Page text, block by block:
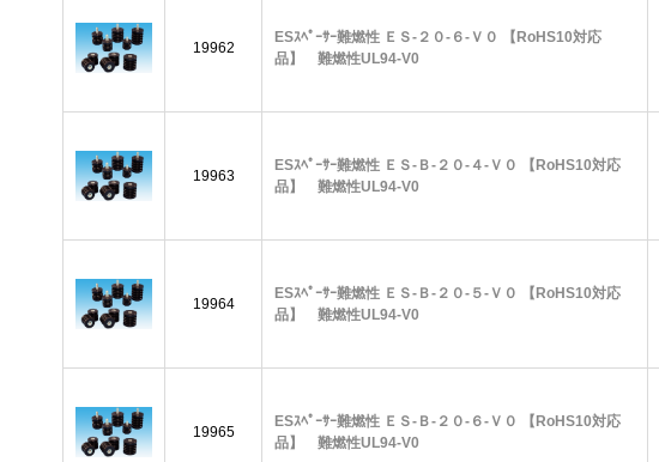
19962
ESｽﾍﾟｰｻｰ難燃性 ＥＳ-２０-６-Ｖ０ 【RoHS10対応
品】 難燃性UL94-V0
19963
ESｽﾍﾟｰｻｰ難燃性 ＥＳ-Ｂ-２０-４-Ｖ０ 【RoHS10対応
品】 難燃性UL94-V0
19964
ESｽﾍﾟｰｻｰ難燃性 ＥＳ-Ｂ-２０-５-Ｖ０ 【RoHS10対応
品】 難燃性UL94-V0
19965
ESｽﾍﾟｰｻｰ難燃性 ＥＳ-Ｂ-２０-６-Ｖ０ 【RoHS10対応
品】 難燃性UL94-V0